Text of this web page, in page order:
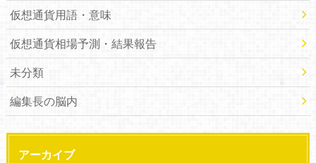
仮想通貨用語・意味
仮想通貨相場予測・結果報告
未分類
編集長の脳内
アーカイブ